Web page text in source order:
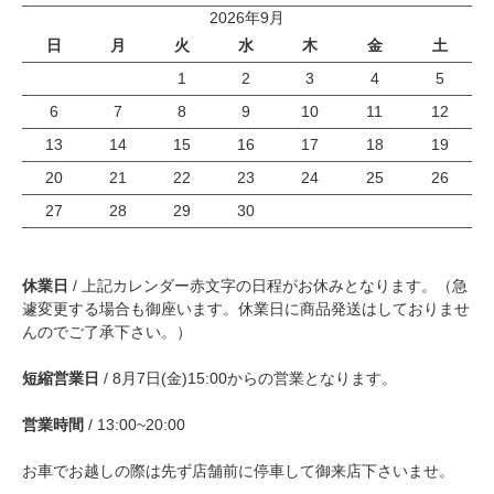
2026年9月
日
月 火 水 木 金
土
1
2 3 4
5
6
7 8 9 10 11
12
13
14 15 16 17 18
19
20
21 22 23 24 25
26
27
28 29 30
休業日 / 上記カレンダー赤文字の日程がお休みとなります。（急
遽変更する場合も御座います。休業日に商品発送はしておりませ
んのでご了承下さい。）
短縮営業日 / 8月7日(金)15:00からの営業となります。
営業時間 / 13:00~20:00
お車でお越しの際は先ず店舗前に停車して御来店下さいませ。